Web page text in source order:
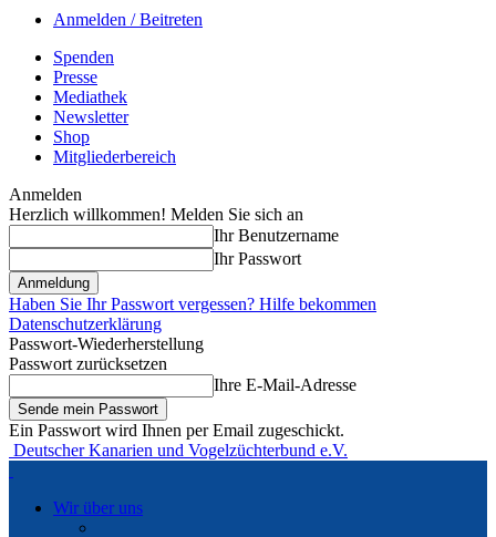
Anmelden / Beitreten
Spenden
Presse
Mediathek
Newsletter
Shop
Mitgliederbereich
Anmelden
Herzlich willkommen! Melden Sie sich an
Ihr Benutzername
Ihr Passwort
Haben Sie Ihr Passwort vergessen? Hilfe bekommen
Datenschutzerklärung
Passwort-Wiederherstellung
Passwort zurücksetzen
Ihre E-Mail-Adresse
Ein Passwort wird Ihnen per Email zugeschickt.
Deutscher Kanarien und Vogelzüchterbund e.V.
Wir über uns